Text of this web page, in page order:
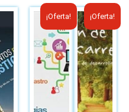
¡Oferta!
El
precio
original
era:
B/.69.05.
El
precio
actual
es:
B/.41.00.
¡Oferta!
El
precio
original
era:
B/.23.00.
El
precio
actual
es:
B/